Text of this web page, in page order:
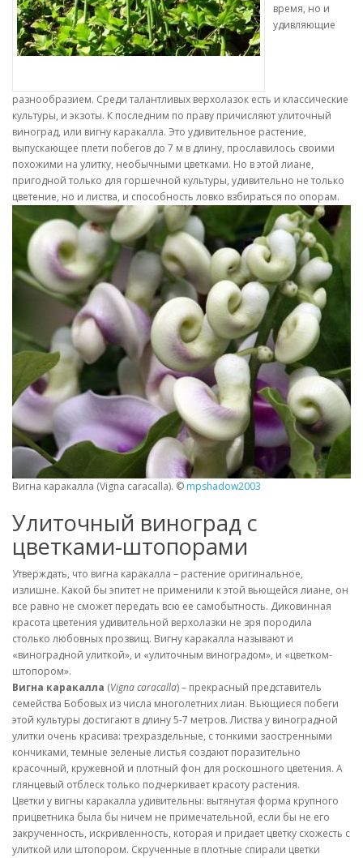
время, но и
удивляющие
разнообразием. Среди талантливых верхолазок есть и классические
культуры, и экзоты. К последним по праву причисляют улиточный
виноград, или вигну каракалла. Это удивительное растение,
выпускающее плети побегов до 7 м в длину, прославилось своими
похожими на улитку, необычными цветками. Но в этой лиане,
пригодной только для горшечной культуры, удивительно не только
цветение, но и листва, и способность ловко взбираться по опорам.
Вигна каракалла (Vigna caracalla). © mpshadow2003
Улиточный виноград с
цветками-штопорами
Утверждать, что вигна каракалла – растение оригинальное,
излишне. Какой бы эпитет не применили к этой вьющейся лиане, он
все равно не сможет передать всю ее самобытность. Диковинная
красота цветения удивительной верхолазки не зря породила
столько любовных прозвищ. Вигну каракалла называют и
«виноградной улиткой», и «улиточным виноградом», и «цветком-
штопором».
Вигна каракалла (Vigna caracalla) – прекрасный представитель
семейства Бобовых из числа многолетних лиан. Вьющиеся побеги
этой культуры достигают в длину 5-7 метров. Листва у виноградной
улитки очень красива: трехраздельные, с тонкими заостренными
кончиками, темные зеленые листья создают поразительно
красочный, кружевной и плотный фон для роскошного цветения. А
глянцевый отблеск только подчеркивает красоту растения.
Цветки у вигны каракалла удивительны: вытянутая форма крупного
прицветника была бы ничем не примечательной, если бы не его
закрученность, искривленность, которая и придает цветку схожесть с
улиткой или штопором. Скрученные в плотные спирали цветки